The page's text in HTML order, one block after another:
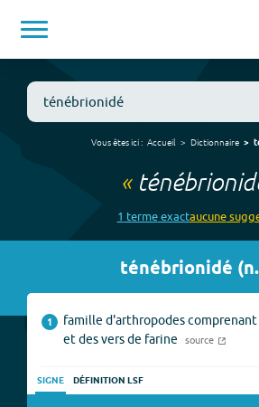
Vous êtes ici : Accueil Dictionnaire
«
1 termeexactaucune
ténébrionidé (
1
famille d'arthropodes
et des vers de farine
source
SIGNE DÉFINITION LSF